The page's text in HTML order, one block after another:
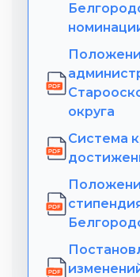
округа
Система